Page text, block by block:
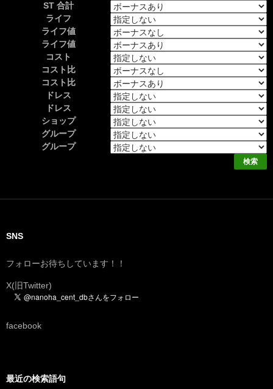
ST 合計
ライフ
ライフ値
ライフ値
コスト
コスト比
コスト比
ドレス
ドレス
ショップ
グループ
グループ
SNS
フォローお待ちしています！！
X(旧Twitter)
facebook
最近の検索語句